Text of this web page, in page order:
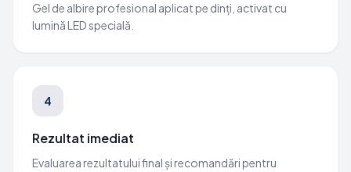
Gel de albire profesional aplicat pe dinți, activat cu
lumină LED specială.
4
Rezultat imediat
Evaluarea rezultatului final și recomandări pentru